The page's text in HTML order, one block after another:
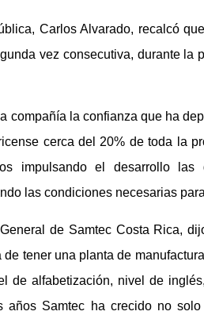
Carlos Alvarado, recalcó
vez consecutiva, durante la
compañía la confianza que ha
cerca del 20% de toda la
impulsando el desarrollo
las condiciones necesarias
de Samtec Costa Rica,
tener una planta de
de alfabetización, nivel de
años Samtec ha crecido no